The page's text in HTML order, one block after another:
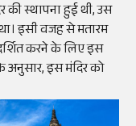
की स्थापना हुई थी, उस
इसी वजह से मतारम
करने के लिए इस
अनुसार, इस मंदिर को